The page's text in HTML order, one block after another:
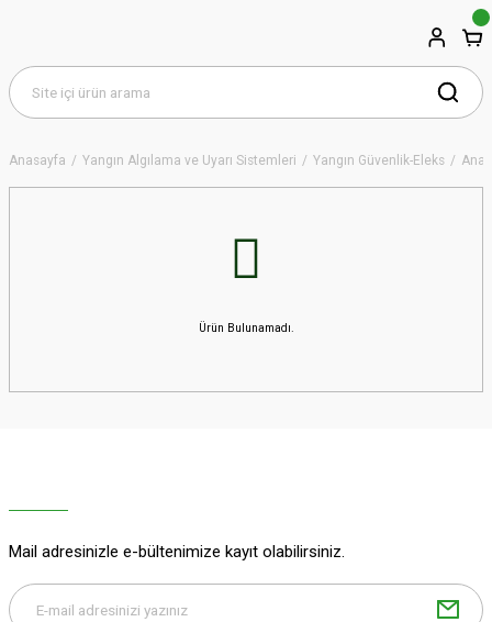
Anasayfa Yangın Algılama ve Uyarı Sistemleri Yangın Güvenlik-Eleks
Ürün Bulunamadı.
Mail adresinizle e-bültenimize kayıt olabilirsiniz.